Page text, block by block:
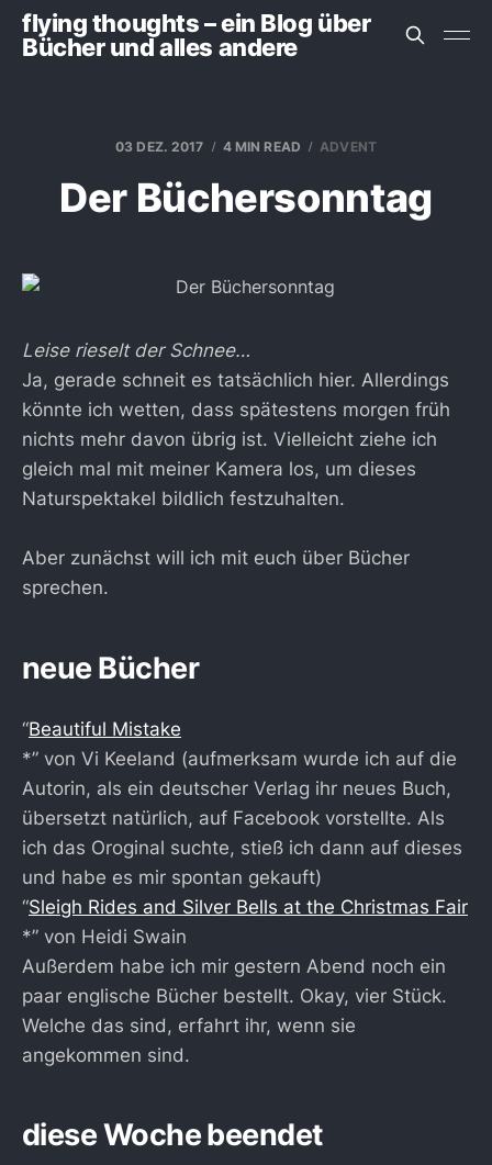
flying thoughts – ein Blog über
Bücher und alles andere
03 DEZ. 2017 4 MIN READ ADVENT
Der Büchersonntag
Leise rieselt der Schnee…
Ja, gerade schneit es tatsächlich hier. Allerdings
könnte ich wetten, dass spätestens morgen früh
nichts mehr davon übrig ist. Vielleicht ziehe ich
gleich mal mit meiner Kamera los, um dieses
Naturspektakel bildlich festzuhalten.
Aber zunächst will ich mit euch über Bücher
sprechen.
neue Bücher
“Beautiful Mistake
*” von Vi Keeland (aufmerksam wurde ich auf die
Autorin, als ein deutscher Verlag ihr neues Buch,
übersetzt natürlich, auf Facebook vorstellte. Als
ich das Oroginal suchte, stieß ich dann auf dieses
und habe es mir spontan gekauft)
“Sleigh Rides and Silver Bells at the Christmas Fair
*” von Heidi Swain
Außerdem habe ich mir gestern Abend noch ein
paar englische Bücher bestellt. Okay, vier Stück.
Welche das sind, erfahrt ihr, wenn sie
angekommen sind.
diese Woche beendet